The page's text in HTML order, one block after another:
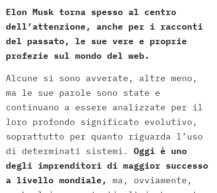
Elon Musk torna spesso al centro
dell’attenzione, anche per i racconti
del passato, le sue vere e proprie
profezie sul mondo del web.
Alcune si sono avverate, altre meno,
ma le sue parole sono state e
continuano a essere analizzate per il
loro profondo significato evolutivo,
soprattutto per quanto riguarda l’uso
di determinati sistemi. Oggi è uno
degli imprenditori di maggior successo
a livello mondiale,
ma, ovviamente,